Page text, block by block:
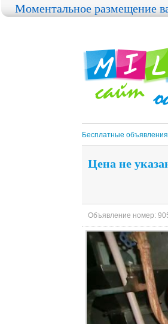
Бесплатные
Цена не
Объявление номер:
Моментальное размещение